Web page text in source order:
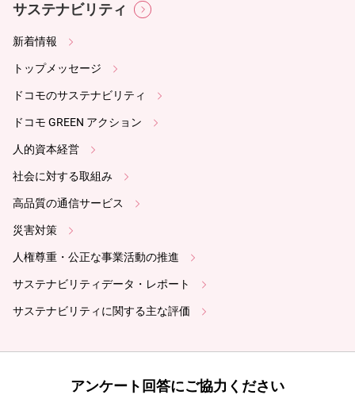
サステナビリティ
新着情報
トップメッセージ
ドコモのサステナビリティ
ドコモ GREEN アクション
人的資本経営
社会に対する取組み
高品質の通信サービス
災害対策
人権尊重・公正な事業活動の推進
サステナビリティデータ・レポート
サステナビリティに関する主な評価
アンケート回答にご協力ください